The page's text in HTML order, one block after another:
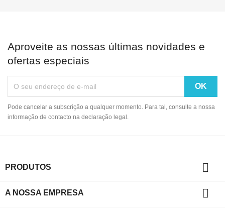
Aproveite as nossas últimas novidades e
ofertas especiais
Pode cancelar a subscrição a qualquer momento. Para tal, consulte a nossa
informação de contacto na declaração legal.
PRODUTOS 
A NOSSA EMPRESA 